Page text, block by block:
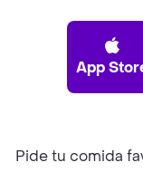
App
Pide tu comida